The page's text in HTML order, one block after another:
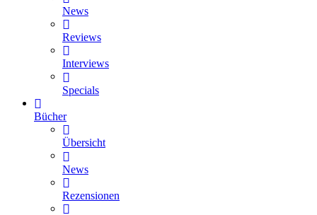
News
Reviews
Interviews
Specials
Bücher
Übersicht
News
Rezensionen